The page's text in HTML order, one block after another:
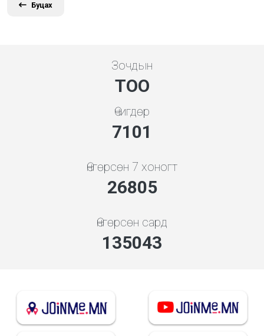
Буцах
Зочдын
ТОО
Өчигдөр
7608
Өнгөрсөн 7 хоногт
28720
Өнгөрсөн сард
144689